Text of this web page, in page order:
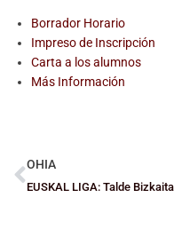
Borrador Horario
Impreso de Inscripción
Carta a los alumnos
Más Información
OHIA